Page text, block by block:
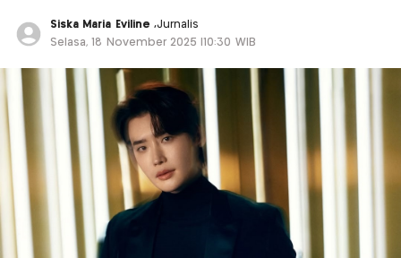
Siska Maria Eviline ,Jurnalis
Selasa, 18 November 2025 |10:30 WIB